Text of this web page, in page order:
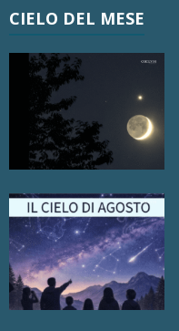
CIELO DEL MESE